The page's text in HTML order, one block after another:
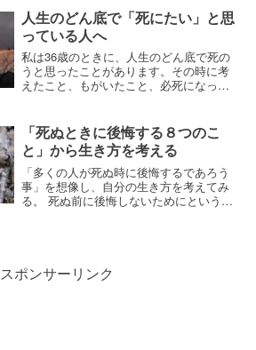
は違法であり、医師による自殺幇助が合
法化されているだけです。なので死ぬと
きは自分で薬物を注入する必要があるの
です。
人生のどん底で「死にたい」と思
っている人へ
私は36歳のときに、人生のどん底で死の
うと思ったことがあります。その時に考
えたこと、もがいたこと、必死になって
少しでも響けば幸いです。
「死ぬときに後悔する８つのこ
と」から生き方を考える
「多くの人が死ぬ時に後悔するであろう
事」を想像し、自分の生き方を考えてみ
る。 死ぬ前に後悔しないためにというよ
スポンサーリンク